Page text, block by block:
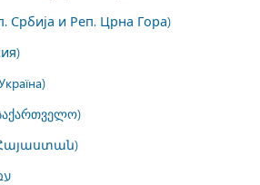
Србија и Реп. Црна Гора)